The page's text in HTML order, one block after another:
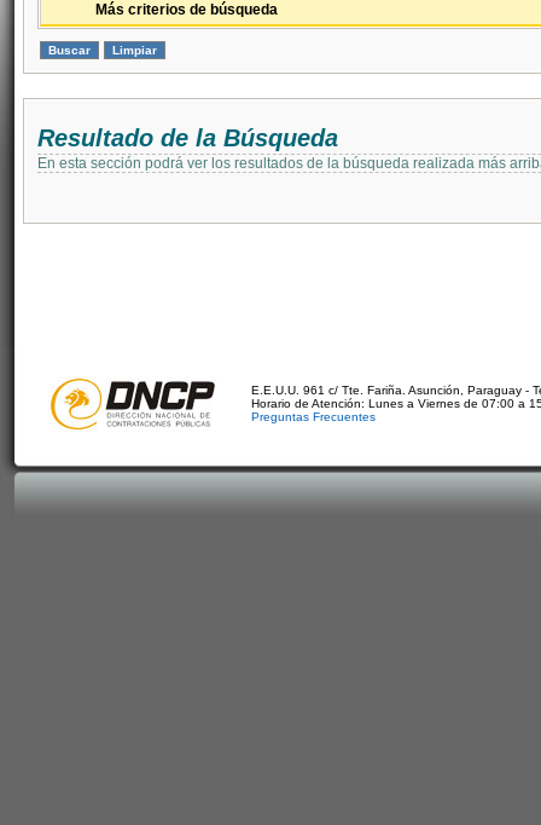
Más criterios de búsqueda
Resultado de la Búsqueda
En esta sección podrá ver los resultados de la búsqueda realizada más
E.E.U.U. 961 c/ Tte. Fariña. Asunción, Paraguay -
Horario de Atención: Lunes a Viernes de 07:00 a
Preguntas Frecuentes